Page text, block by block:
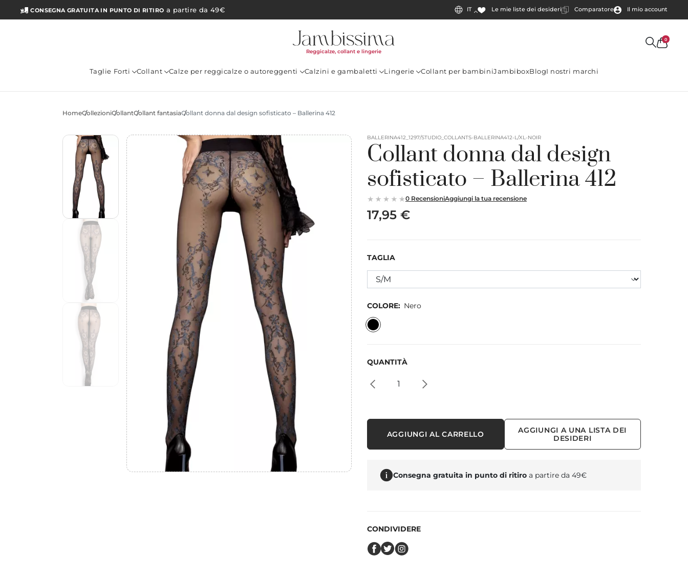
CONSEGNA GRATUITA IN PUNTO DI RITIRO a partire da 49€ IT Le mie liste dei desideri Comparatore Il mio account
Taglie Forti Collant Calze per reggicalze o autoreggenti Calzini e gambaletti Lingerie Collant per bambiniJambiboxBlogI nostri marchi
Reggicalze, collant e lingerie
0
HomeCollezioniCollantCollant fantasiaCollant donna dal design sofisticato – Ballerina 412
BALLERINA412_1297/STUDIO_COLLANTS-BALLERINA412-L/XL-NOIR
Collant donna dal design
sofisticato – Ballerina 412
0 RecensioniAggiungi la tua recensione
17,95 €
TAGLIA
COLORE: Nero
QUANTITÀ
AGGIUNGI AL CARRELLO
AGGIUNGI A UNA LISTA DEI
DESIDERI
Consegna gratuita in punto di ritiro a partire da 49€
CONDIVIDERE